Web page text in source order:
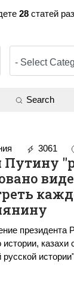
28 статей
Search
3061
Путину
казахи
истории".